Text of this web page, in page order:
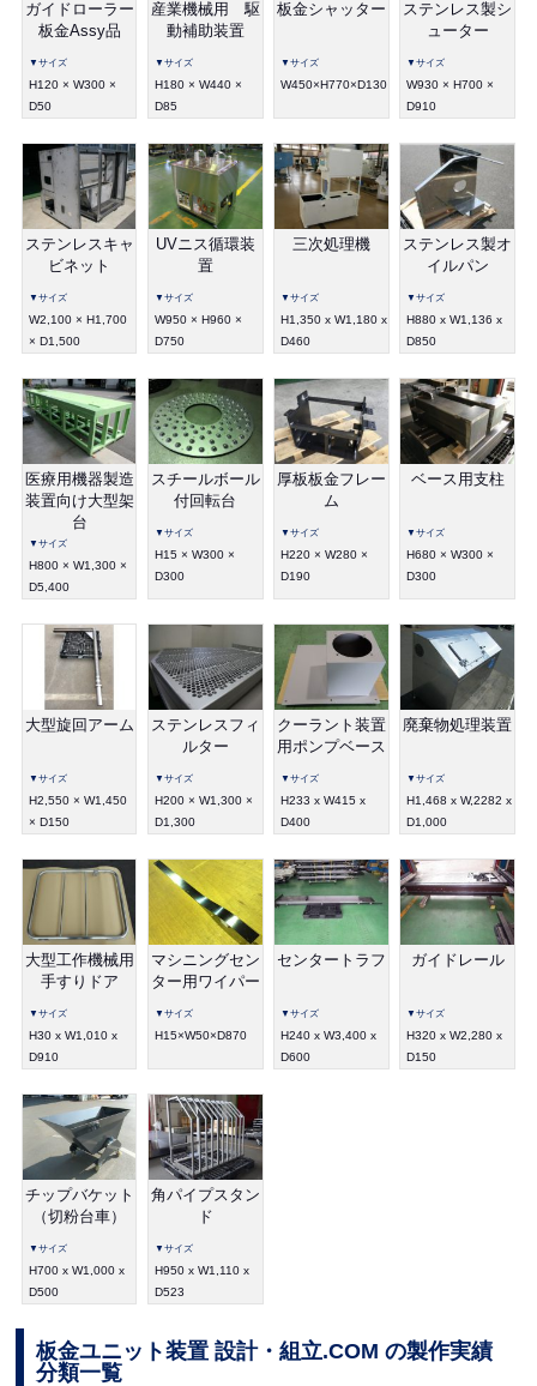
ガイドローラー
板金Assy品
▼サイズ
H120 × W300 ×
D50
産業機械用 駆
動補助装置
▼サイズ
H180 × W440 ×
D85
板金シャッター
▼サイズ
W450×H770×D130
ステンレス製シ
ューター
▼サイズ
W930 × H700 ×
D910
ステンレスキャ
ビネット
▼サイズ
W2,100 × H1,700
× D1,500
UVニス循環装
置
▼サイズ
W950 × H960 ×
D750
三次処理機
▼サイズ
H1,350 x W1,180 x
D460
ステンレス製オ
イルパン
▼サイズ
H880 x W1,136 x
D850
医療用機器製造
装置向け大型架
台
▼サイズ
H800 × W1,300 ×
D5,400
スチールボール
付回転台
▼サイズ
H15 × W300 ×
D300
厚板板金フレー
ム
▼サイズ
H220 × W280 ×
D190
ベース用支柱
▼サイズ
H680 × W300 ×
D300
大型旋回アーム
▼サイズ
H2,550 × W1,450
× D150
ステンレスフィ
ルター
▼サイズ
H200 × W1,300 ×
D1,300
クーラント装置
用ポンプベース
▼サイズ
H233 x W415 x
D400
廃棄物処理装置
▼サイズ
H1,468 x W,2282 x
D1,000
大型工作機械用
手すりドア
▼サイズ
H30 x W1,010 x
D910
マシニングセン
ター用ワイパー
▼サイズ
H15×W50×D870
センタートラフ
▼サイズ
H240 x W3,400 x
D600
ガイドレール
▼サイズ
H320 x W2,280 x
D150
チップバケット
（切粉台車）
▼サイズ
H700 x W1,000 x
D500
角パイプスタン
ド
▼サイズ
H950 x W1,110 x
D523
板金ユニット装置 設計・組立.COM の製作実績
分類一覧